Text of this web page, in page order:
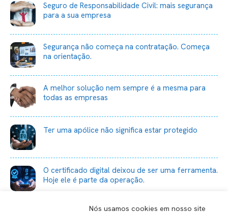
Seguro de Responsabilidade Civil: mais segurança
para a sua empresa
Segurança não começa na contratação. Começa
na orientação.
A melhor solução nem sempre é a mesma para
todas as empresas
Ter uma apólice não significa estar protegido
O certificado digital deixou de ser uma ferramenta.
Hoje ele é parte da operação.
Nós usamos cookies em nosso site